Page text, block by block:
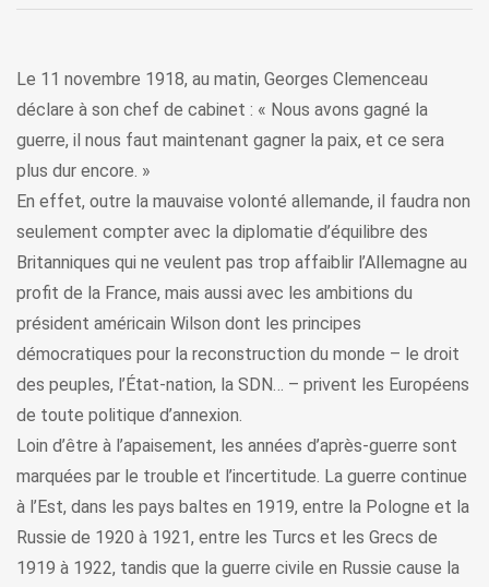
Le 11 novembre 1918, au matin, Georges Clemenceau
déclare à son chef de cabinet : « Nous avons gagné la
guerre, il nous faut maintenant gagner la paix, et ce sera
plus dur encore. »
En effet, outre la mauvaise volonté allemande, il faudra non
seulement compter avec la diplomatie d’équilibre des
Britanniques qui ne veulent pas trop affaiblir l’Allemagne au
profit de la France, mais aussi avec les ambitions du
président américain Wilson dont les principes
démocratiques pour la reconstruction du monde – le droit
des peuples, l’État-nation, la SDN… – privent les Européens
de toute politique d’annexion.
Loin d’être à l’apaisement, les années d’après-guerre sont
marquées par le trouble et l’incertitude. La guerre continue
à l’Est, dans les pays baltes en 1919, entre la Pologne et la
Russie de 1920 à 1921, entre les Turcs et les Grecs de
1919 à 1922, tandis que la guerre civile en Russie cause la